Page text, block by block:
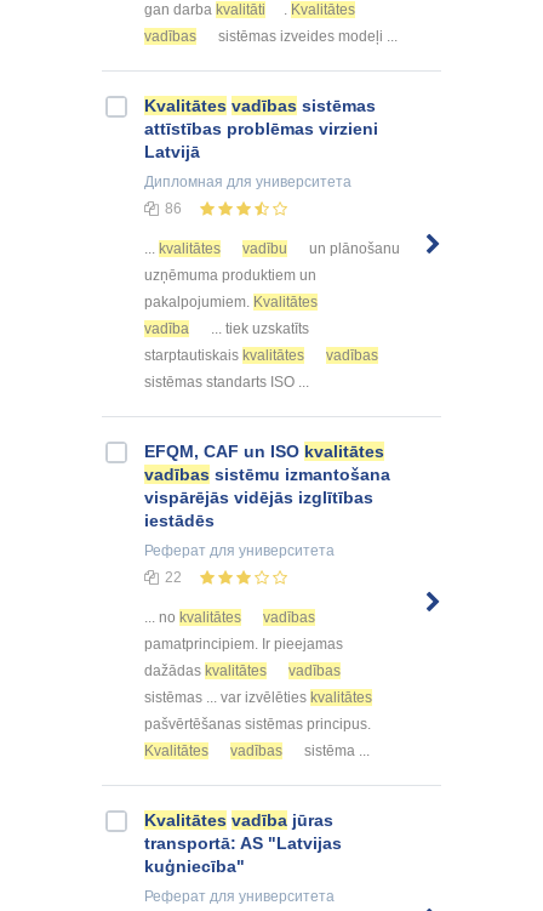
gan darba kvalitāti . Kvalitātes
vadības
sistēmas izveides modeļi ...
Kvalitātes vadības sistēmas
attīstības problēmas virzieni
Latvijā
Дипломная для университета
86
... kvalitātes vadību
un plānošanu
uzņēmuma produktiem un
pakalpojumiem. Kvalitātes
vadība
... tiek uzskatīts
starptautiskais kvalitātes
vadības
sistēmas standarts ISO ...
EFQM, CAF un ISO kvalitātes
vadības sistēmu izmantošana
vispārējās vidējās izglītības
iestādēs
Реферат для университета
22
... no kvalitātes
vadības
pamatprincipiem. Ir pieejamas
dažādas kvalitātes
vadības
sistēmas ... var izvēlēties kvalitātes
pašvērtēšanas sistēmas principus.
Kvalitātes
vadības sistēma ...
Kvalitātes vadība jūras
transportā: AS "Latvijas
kuģniecība"
Реферат для университета